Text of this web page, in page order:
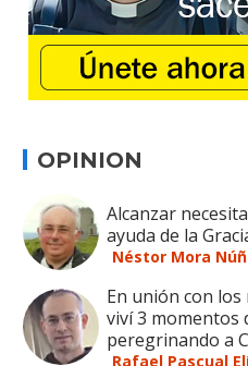
OPINION
Alcanzar
ayuda de la
Néstor Mora
En unión con
viví 3 momentos
peregrinando a
Rafael Pascual